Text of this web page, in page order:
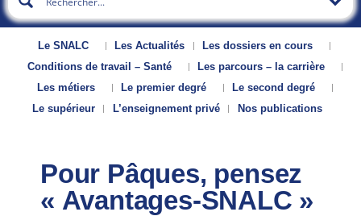
Le SNALC Les Actualités
Les dossiers en cours
Conditions de travail – Santé
Les parcours – la carrière
Les métiers
Le premier degré
Le second degré
Le supérieur
L’enseignement privé Nos publications
Pour Pâques, pensez
« Avantages-SNALC »